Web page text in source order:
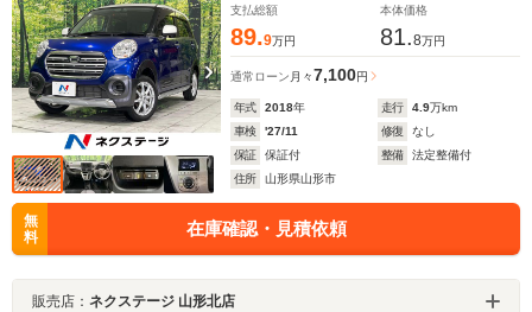
支払総額
89.9万円
本体価格
81.8万円
通常ローン 月々7,100円
年式 2018年 走行 4.9万km
車検
'27/11 修復
なし
保証
保証付 整備
法定整備付
住所
山形県山形市
無
料
在庫確認・見積依頼
販売店： ネクステージ 山形北店